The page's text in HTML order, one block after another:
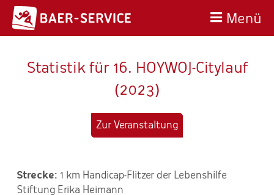
Menü
Statistik für 16. HOYWOJ-Citylauf
(2023)
Zur Veranstaltung
1 km Handicap-Flitzer der Lebenshilfe
Stiftung Erika Heimann